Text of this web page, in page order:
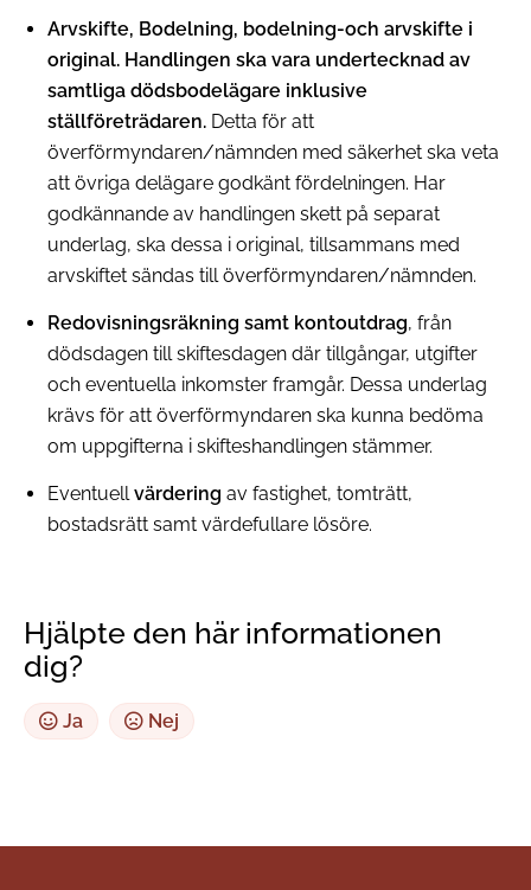
Arvskifte, Bodelning, bodelning-och arvskifte i
original. Handlingen ska vara undertecknad av
samtliga dödsbodelägare inklusive
ställföreträdaren. Detta för att
överförmyndaren/nämnden med säkerhet ska veta
att övriga delägare godkänt fördelningen. Har
godkännande av handlingen skett på separat
underlag, ska dessa i original, tillsammans med
arvskiftet sändas till överförmyndaren/nämnden.
Redovisningsräkning samt kontoutdrag, från
dödsdagen till skiftesdagen där tillgångar, utgifter
och eventuella inkomster framgår. Dessa underlag
krävs för att överförmyndaren ska kunna bedöma
om uppgifterna i skifteshandlingen stämmer.
Eventuellvärdering av fastighet, tomträtt,
bostadsrätt samt värdefullare lösöre.
Hjälpte den här informationen
dig?
Ja Nej